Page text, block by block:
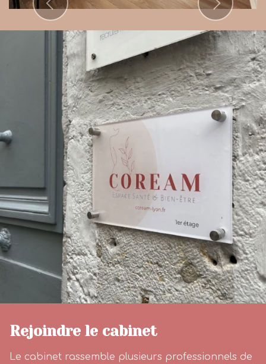
Previous Next
Rejoindre le cabinet
Le cabinet rassemble plusieurs professionnels de